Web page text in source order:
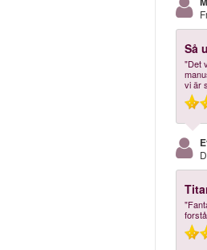
Så
"Det
vi är